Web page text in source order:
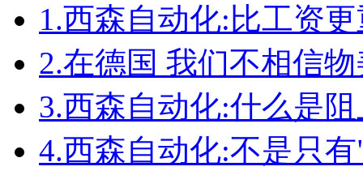
1.西森自动化:比工资
2.在德国 我们不相信
3.西森自动化:什么是
4.西森自动化:不是只